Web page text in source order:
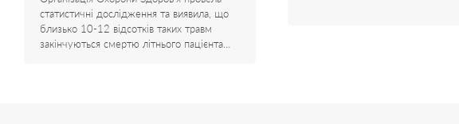
статистичні дослідження та виявила, що
близько 10-12 відсотків таких травм
закінчуються смертю літнього пацієнта…